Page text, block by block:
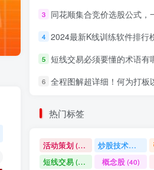
3 同花顺集合竞价选股公式，一招抓涨停让
4 2024最新K线训练软件排行榜！股民福利，十款专
5 短线交易必须要懂的术语有哪些？股票分时水上
6 全程图解超详细！何为打板以及打
热门标签
活动策划(49) 炒股技术指标
短线交易(40) 概念股(40)
登录
七日阅读量排名